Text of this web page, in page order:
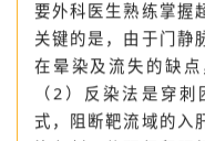
靶流域肝实质内，实
采用的正染法技术为
要外科医生熟练掌握
关键的是，由于门
在晕染及流失的缺